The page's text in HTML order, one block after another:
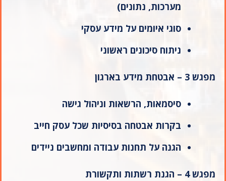
מערכות, נתונים)
סוגי איומים על מידע עסקי
ניתוח סיכונים ראשוני
מפגש 3 – אבטחת מידע בארגון
סיסמאות, הרשאות וניהול גישה
בקרות אבטחה בסיסיות שכל עסק חייב
הגנה על תחנות עבודה ומחשבים ניידים
מפגש 4 – הגנת רשתות ותקשורת